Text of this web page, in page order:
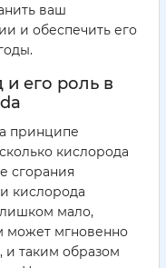
ваш
и обеспечить его
и его роль в
принципе
кислорода
сгорания
кислорода
мало,
может мгновенно
и таким образом